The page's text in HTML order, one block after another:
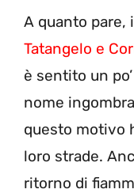
A quanto pare,
Tatangelo e
è sentito un
nome
questo motivo
loro strade.
ritorno di